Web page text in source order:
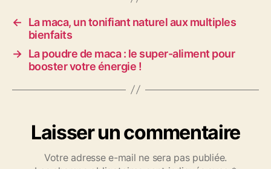
←
La maca, un tonifiant naturel aux multiples
bienfaits
→ La poudre de maca : le super-aliment pour
booster votre énergie !
Laisser un commentaire
Votre adresse e-mail ne sera pas publiée.